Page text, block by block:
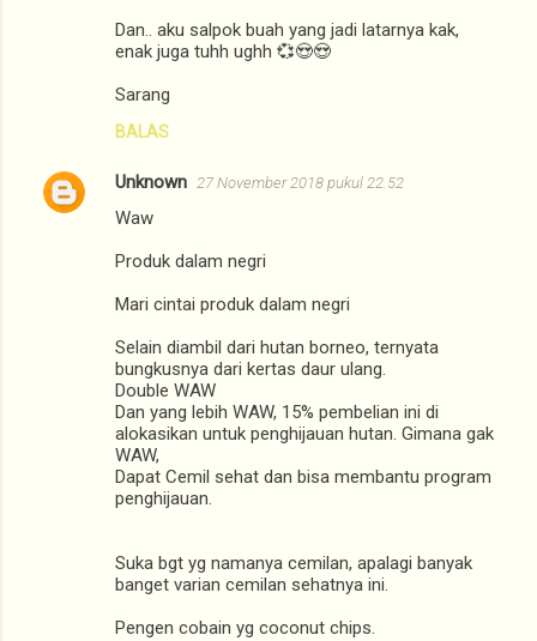
Dan.. aku salpok buah yang jadi latarnya kak,
enak juga tuhh ughh 💞😍😍
Sarang
BALAS
Unknown 27 November 2018 pukul 22.52
Waw
Produk dalam negri
Mari cintai produk dalam negri
Selain diambil dari hutan borneo, ternyata
bungkusnya dari kertas daur ulang.
Double WAW
Dan yang lebih WAW, 15% pembelian ini di
alokasikan untuk penghijauan hutan. Gimana gak
WAW,
Dapat Cemil sehat dan bisa membantu program
penghijauan.
Suka bgt yg namanya cemilan, apalagi banyak
banget varian cemilan sehatnya ini.
Pengen cobain yg coconut chips.